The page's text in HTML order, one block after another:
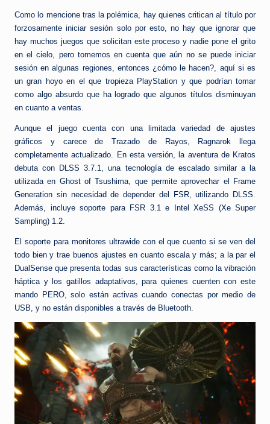
Como lo mencione tras la polémica, hay quienes critican al título por
forzosamente iniciar sesión solo por esto, no hay que ignorar que
hay muchos juegos que solicitan este proceso y nadie pone el grito
en el cielo, pero tomemos en cuenta que aún no se puede iniciar
sesión en algunas regiones, entonces ¿cómo le hacen?, aquí si es
un gran hoyo en el que tropieza PlayStation y que podrían tomar
como algo absurdo que ha logrado que algunos títulos disminuyan
en cuanto a ventas.
Aunque el juego cuenta con una limitada variedad de ajustes
gráficos y carece de Trazado de Rayos, Ragnarok llega
completamente actualizado. En esta versión, la aventura de Kratos
debuta con DLSS 3.7.1, una tecnología de escalado similar a la
utilizada en Ghost of Tsushima, que permite aprovechar el Frame
Generation sin necesidad de depender del FSR, utilizando DLSS.
Además, incluye soporte para FSR 3.1 e Intel XeSS (Xe Super
Sampling) 1.2.
El soporte para monitores ultrawide con el que cuento si se ven del
todo bien y trae buenos ajustes en cuanto escala y más; a la par el
DualSense que presenta todas sus características como la vibración
háptica y los gatillos adaptativos, para quienes cuenten con este
mando PERO, solo están activas cuando conectas por medio de
USB, y no están disponibles a través de Bluetooth.